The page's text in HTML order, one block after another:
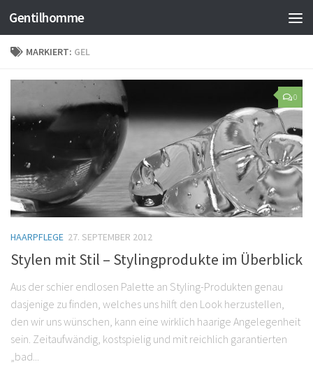
Gentilhomme
MARKIERT: GEL
0
HAARPFLEGE 27. SEPTEMBER 2012
Stylen mit Stil – Stylingprodukte im Überblick
Aus der schier endlosen Palette an Styling-Produkten genau
dasjenige zu finden, welches uns hilft den Look herzustellen,
den wir uns wünschen, kann eine wirklich haarige Angelegenheit
sein. Zeitaufwändig, kostspielig und mit reichlich garantierten
„bad...